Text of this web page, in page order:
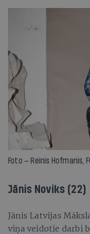
Foto — Reinis Hofmanis,
Jānis Noviks (22)
Jānis Latvijas
viņa veidotie darbi